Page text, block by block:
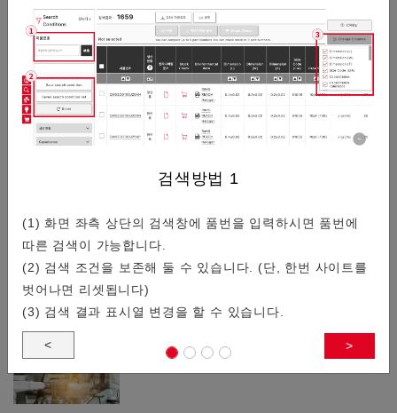
검색방법 1
(1) 화면 좌측 상단의 검색창에 품번을 입력하시면 품번에
따른 검색이 가능합니다.
(2) 검색 조건을 보존해 둘 수 있습니다. (단, 한번 사이트를
벗어나면 리셋됩니다)
(3) 검색 결과 표시열 변경을 할 수 있습니다.
< >
/20
커넥터기술적 정보
0.3mm 피치/저배, 공간 절약, 높은 견…
스마트폰이나 웨어러블 디바이스를 타겟으로 0.3mm 피치의 기
판 대 기판 커넥터를 소개합니다.
자동 조립 대응 커넥터 특집